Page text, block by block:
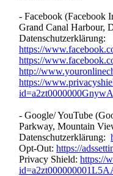
- Facebook (Facebook
Grand Canal Harbour,
Datenschutzerklärung:
https://
https://
http://
https://
- Google/ YouTube
Parkway, Mountain
Datenschutzerklärung:
Opt-Out:https://
Privacy Shield:https://